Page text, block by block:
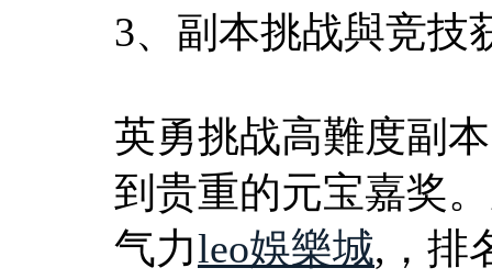
3、副本挑战與竞技
英勇挑战高難度副
到贵重的元宝嘉奖
气力leo娛樂城,，排